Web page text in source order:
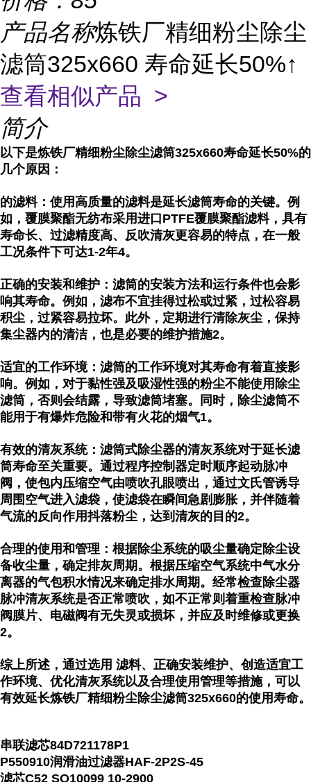
产品名称炼铁厂精细粉尘除尘
滤筒325x660 寿命延长50%↑
查看相似产品 >
简介
以下是炼铁厂精细粉尘除尘滤筒325x660寿命延长50%的
几个原因：
的滤料：使用高质量的滤料是延长滤筒寿命的关键。例
如，覆膜聚酯无纺布采用进口PTFE覆膜聚酯滤料，具有
寿命长、过滤精度高、反吹清灰更容易的特点，在一般
工况条件下可达1-2年4。
正确的安装和维护：滤筒的安装方法和运行条件也会影
响其寿命。例如，滤布不宜挂得过松或过紧，过松容易
积尘，过紧容易拉坏。此外，定期进行清除灰尘，保持
集尘器内的清洁，也是必要的维护措施2。
适宜的工作环境：滤筒的工作环境对其寿命有着直接影
响。例如，对于黏性强及吸湿性强的粉尘不能使用除尘
滤筒，否则会结露，导致滤筒堵塞。同时，除尘滤筒不
能用于有爆炸危险和带有火花的烟气1。
有效的清灰系统：滤筒式除尘器的清灰系统对于延长滤
筒寿命至关重要。通过程序控制器定时顺序起动脉冲
阀，使包内压缩空气由喷吹孔眼喷出，通过文氏管诱导
周围空气进入滤袋，使滤袋在瞬间急剧膨胀，并伴随着
气流的反向作用抖落粉尘，达到清灰的目的2。
合理的使用和管理：根据除尘系统的吸尘量确定除尘设
备收尘量，确定排灰周期。根据压缩空气系统中气水分
离器的气包积水情况来确定排水周期。经常检查除尘器
脉冲清灰系统是否正常喷吹，如不正常则着重检查脉冲
阀膜片、电磁阀有无失灵或损坏，并应及时维修或更换
2。
综上所述，通过选用 滤料、正确安装维护、创造适宜工
作环境、优化清灰系统以及合理使用管理等措施，可以
有效延长炼铁厂精细粉尘除尘滤筒325x660的使用寿命。
串联滤芯84D721178P1
P550910润滑油过滤器HAF-2P2S-45
滤芯C52 SO10099 10-2900